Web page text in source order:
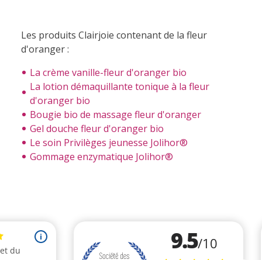
Les produits Clairjoie contenant de la fleur
d'oranger :
La crème vanille-fleur d'oranger bio
La lotion démaquillante tonique à la fleur
d'oranger bio
Bougie bio de massage fleur d'oranger
Gel douche fleur d'oranger bio
Le soin Privilèges jeunesse Jolihor®
Gommage enzymatique Jolihor®